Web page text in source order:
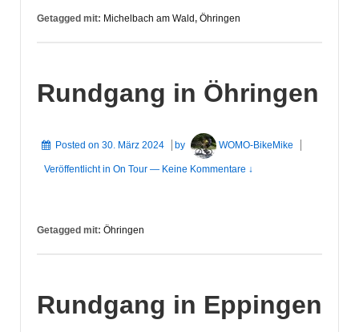
Getagged mit: Michelbach am Wald, Öhringen
Rundgang in Öhringen
Posted on 30. März 2024 by WOMO-BikeMike
Veröffentlicht in On Tour — Keine Kommentare ↓
Getagged mit: Öhringen
Rundgang in Eppingen